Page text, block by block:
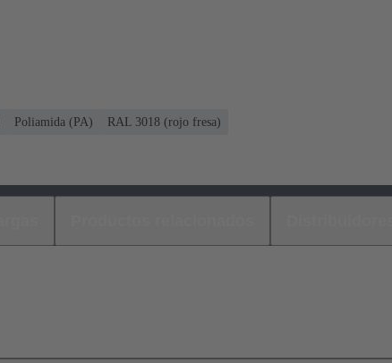
Poliamida (PA) RAL 3018 (rojo fresa)